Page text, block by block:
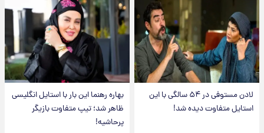
لادن مستوفی در ۵۴ سالگی با این
استایل متفاوت دیده شد!
بهاره رهنما این بار با استایل انگلیسی
ظاهر شد؛ تیپ متفاوت بازیگر
پرحاشیه!